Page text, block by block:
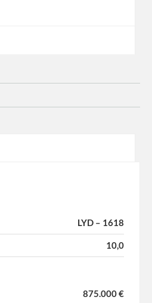
LYD – 1618
10,0
875.000 €